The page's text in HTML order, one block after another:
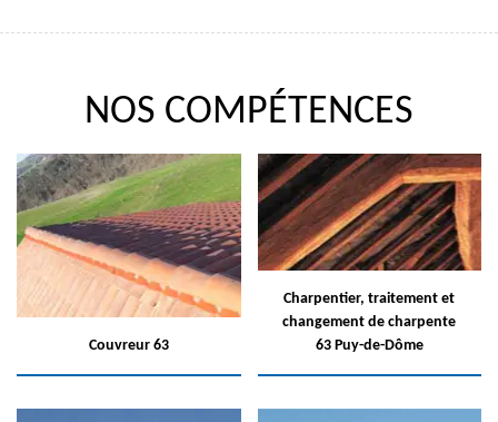
NOS COMPÉTENCES
Couvreur 63
Charpentier, traitement et
changement de charpente
63 Puy-de-Dôme